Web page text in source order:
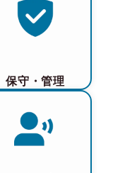
保守・管理